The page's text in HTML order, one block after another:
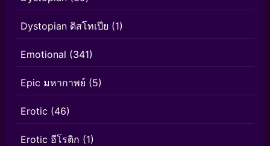
Dystopian ดิสโทเปีย (1)
Emotional (341)
Epic มหากาพย์ (5)
Erotic (46)
Erotic อีโรติก (1)